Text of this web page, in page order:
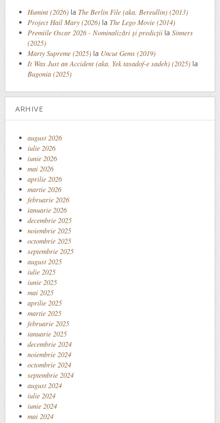
Humint (2026) la The Berlin File (aka. Bereullin) (2013)
Project Hail Mary (2026) la The Lego Movie (2014)
Premiile Oscar 2026 - Nominalizări și predicții la Sinners
(2025)
Marty Supreme (2025) la Uncut Gems (2019)
It Was Just an Accident (aka. Yek tasadof-e sadeh) (2025) la
Bugonia (2025)
ARHIVE
august 2026
iulie 2026
iunie 2026
mai 2026
aprilie 2026
martie 2026
februarie 2026
ianuarie 2026
decembrie 2025
noiembrie 2025
octombrie 2025
septembrie 2025
august 2025
iulie 2025
iunie 2025
mai 2025
aprilie 2025
martie 2025
februarie 2025
ianuarie 2025
decembrie 2024
noiembrie 2024
octombrie 2024
septembrie 2024
august 2024
iulie 2024
iunie 2024
mai 2024